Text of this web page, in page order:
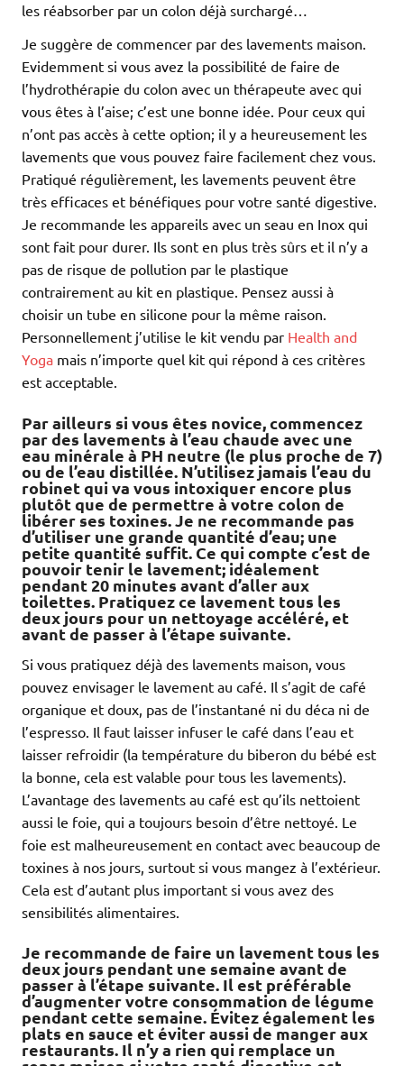
les réabsorber par un colon déjà surchargé…
Je suggère de commencer par des lavements maison.
Evidemment si vous avez la possibilité de faire de
l’hydrothérapie du colon avec un thérapeute avec qui
vous êtes à l’aise; c’est une bonne idée. Pour ceux qui
n’ont pas accès à cette option; il y a heureusement les
lavements que vous pouvez faire facilement chez vous.
Pratiqué régulièrement, les lavements peuvent être
très efficaces et bénéfiques pour votre santé digestive.
Je recommande les appareils avec un seau en Inox qui
sont fait pour durer. Ils sont en plus très sûrs et il n’y a
pas de risque de pollution par le plastique
contrairement au kit en plastique. Pensez aussi à
choisir un tube en silicone pour la même raison.
Personnellement j’utilise le kit vendu par Health and
Yoga mais n’importe quel kit qui répond à ces critères
est acceptable.
Par ailleurs si vous êtes novice, commencez
par des lavements à l’eau chaude avec une
eau minérale à PH neutre (le plus proche de 7)
ou de l’eau distillée. N’utilisez jamais l’eau du
robinet qui va vous intoxiquer encore plus
plutôt que de permettre à votre colon de
libérer ses toxines. Je ne recommande pas
d’utiliser une grande quantité d’eau; une
petite quantité suffit. Ce qui compte c’est de
pouvoir tenir le lavement; idéalement
pendant 20 minutes avant d’aller aux
toilettes. Pratiquez ce lavement tous les
deux jours pour un nettoyage accéléré, et
avant de passer à l’étape suivante.
Si vous pratiquez déjà des lavements maison, vous
pouvez envisager le lavement au café. Il s’agit de café
organique et doux, pas de l’instantané ni du déca ni de
l’espresso. Il faut laisser infuser le café dans l’eau et
laisser refroidir (la température du biberon du bébé est
la bonne, cela est valable pour tous les lavements).
L’avantage des lavements au café est qu’ils nettoient
aussi le foie, qui a toujours besoin d’être nettoyé. Le
foie est malheureusement en contact avec beaucoup de
toxines à nos jours, surtout si vous mangez à l’extérieur.
Cela est d’autant plus important si vous avez des
sensibilités alimentaires.
Je recommande de faire un lavement tous les
deux jours pendant une semaine avant de
passer à l’étape suivante. Il est préférable
d’augmenter votre consommation de légume
pendant cette semaine. Évitez également les
plats en sauce et éviter aussi de manger aux
restaurants. Il n’y a rien qui remplace un